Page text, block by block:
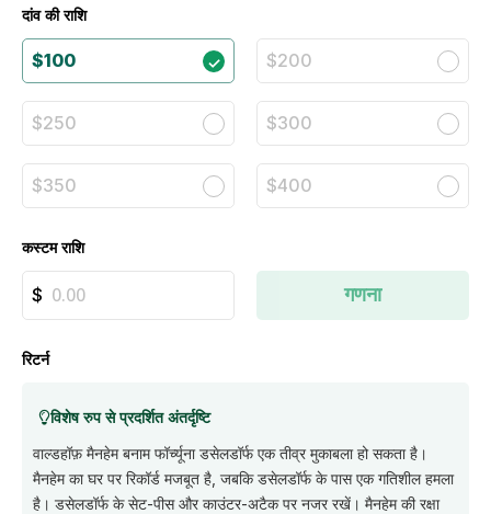
दांव की राशि
$100 $200
$250 $300
$350 $400
कस्टम राशि
गणना
रिटर्न
विशेष रुप से प्रदर्शित अंतर्दृष्टि
वाल्डहॉफ़ मैनहेम बनाम फॉर्च्यूना डसेलडॉर्फ एक तीव्र मुकाबला हो सकता है।
मैनहेम का घर पर रिकॉर्ड मजबूत है, जबकि डसेलडॉर्फ के पास एक गतिशील हमला
है। डसेलडॉर्फ के सेट-पीस और काउंटर-अटैक पर नजर रखें। मैनहेम की रक्षा